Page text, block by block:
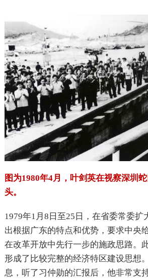
图为1980年4月，叶剑英在视察深圳
头。
1979年1月8日至25日，在省委常委扩
出根据广东的特点和优势，要求中央
在改革开放中先行一步的施政思路。
形成了比较完整的经济特区建设思想
息，听了习仲勋的汇报后，他非常支